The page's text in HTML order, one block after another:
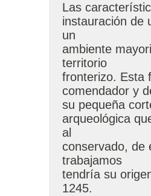
Las
instauración de
un
ambiente
territorio
fronterizo. Esta
comendador y
su pequeña
arqueológica
al
conservado, de
trabajamos
tendría su
1245.